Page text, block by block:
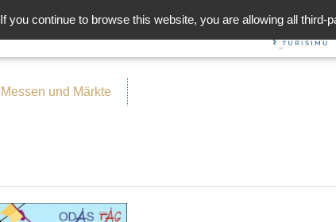
Messen und Märkte
If you continue to browse this website, you are allowing all third-